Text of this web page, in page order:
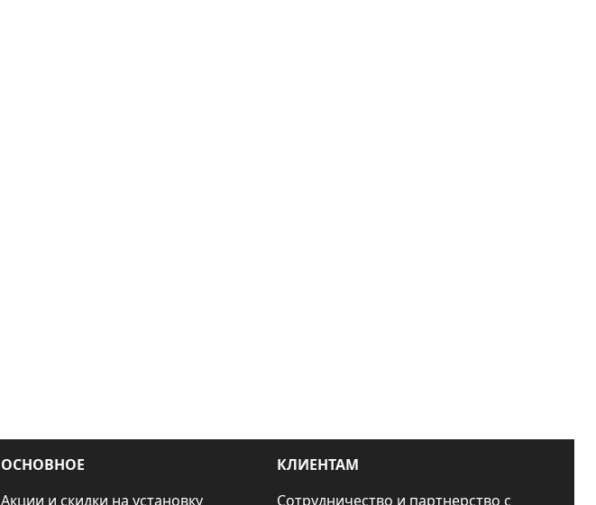
ОСНОВНОЕ
Акции и скидки на установку
КЛИЕНТАМ
Сотрудничество и партнерство с